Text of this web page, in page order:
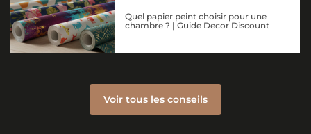
Quel papier peint choisir pour une
chambre ? | Guide Decor Discount
Voir tous les conseils